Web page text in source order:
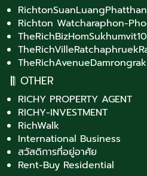
Richton Watcharaphon-
TheRichAvenueDamrongrak
OTHER
RICHY PROPERTY AGENT
RICHY-INVESTMENT
RichWalk
International Business
สวัสดิการที่อยู่อาศัย
Rent-Buy Residential